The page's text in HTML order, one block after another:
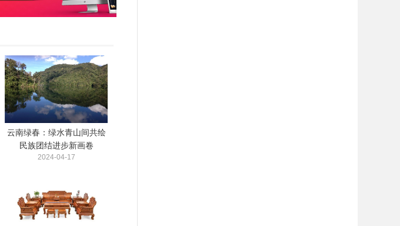
云南绿春：绿水青山间共绘
民族团结进步新画卷
2024-04-17